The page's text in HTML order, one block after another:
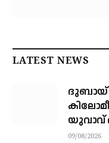
LATEST NEWS
ദുബായ്
യുവാവ്
പിഴ
09/08/2026